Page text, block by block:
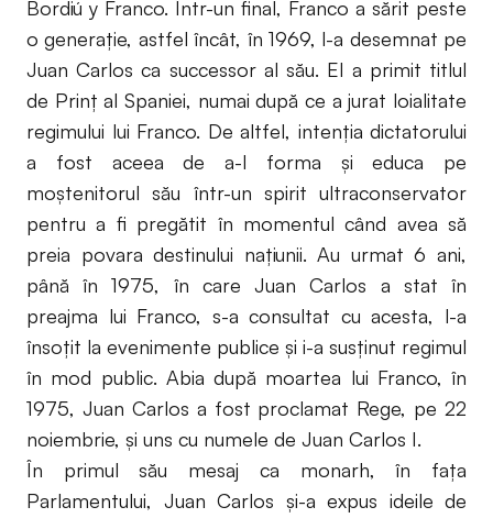
Bordiú y Franco. Într-un final, Franco a sărit peste
o generație, astfel încât, în 1969, l-a desemnat pe
Juan Carlos ca successor al său. El a primit titlul
de Prinț al Spaniei, numai după ce a jurat loialitate
regimului lui Franco. De altfel, intenția dictatorului
a fost aceea de a-l forma și educa pe
moștenitorul său într-un spirit ultraconservator
pentru a fi pregătit în momentul când avea să
preia povara destinului națiunii. Au urmat 6 ani,
până în 1975, în care Juan Carlos a stat în
preajma lui Franco, s-a consultat cu acesta, l-a
însoțit la evenimente publice și i-a susținut regimul
în mod public. Abia după moartea lui Franco, în
1975, Juan Carlos a fost proclamat Rege, pe 22
noiembrie, și uns cu numele de Juan Carlos I.
În primul său mesaj ca monarh, în fața
Parlamentului, Juan Carlos și-a expus ideile de